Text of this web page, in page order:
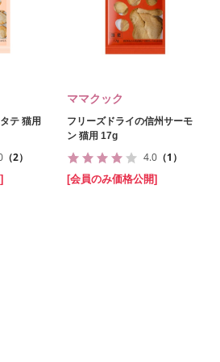
テ 猫用
（2）
ママクック
フリーズドライの信州サーモ
ン 猫用 17g
4.0 （1）
[会員のみ価格公開]